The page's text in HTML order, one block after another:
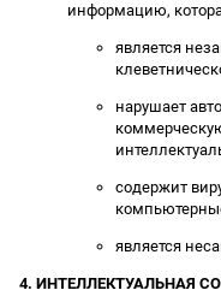
информацию,
является
нарушает
содержит
является
4. ИНТЕЛЛЕКТУАЛЬНАЯ